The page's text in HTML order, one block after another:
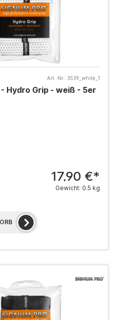
Art. Nr.: 3539_white_1
Hydro Grip - weiß - 5er
17,90 €*
Gewicht: 0.5 kg